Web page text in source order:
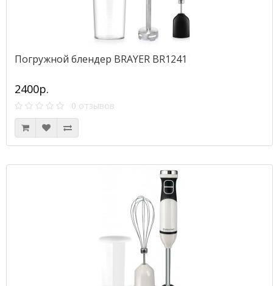
Погружной блендер BRAYER BR1241
2400р.
0 отзывов